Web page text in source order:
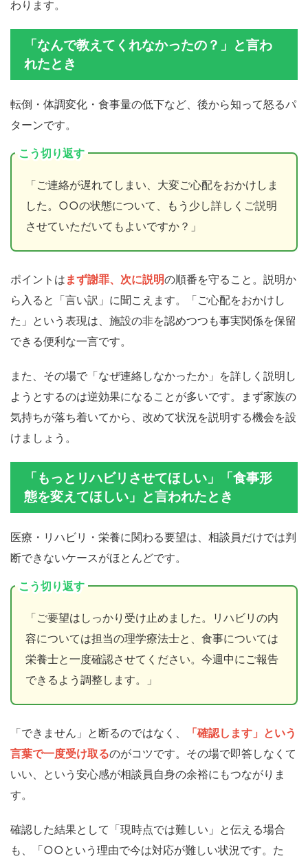
わります。
「なんで教えてくれなかったの？」と言わ
れたとき
転倒・体調変化・食事量の低下など、後から知って怒るパ
ターンです。
こう切り返す
「ご連絡が遅れてしまい、大変ご心配をおかけしま
した。○○の状態について、もう少し詳しくご説明
させていただいてもよいですか？」
ポイントは まず謝罪、次に説明の順番を守ること。説明か
ら入ると「言い訳」に聞こえます。「ご心配をおかけし
た」という表現は、施設の非を認めつつも事実関係を保留
できる便利な一言です。
また、その場で「なぜ連絡しなかったか」を詳しく説明し
ようとするのは逆効果になることが多いです。まず家族の
気持ちが落ち着いてから、改めて状況を説明する機会を設
けましょう。
「もっとリハビリさせてほしい」「食事形
態を変えてほしい」と言われたとき
医療・リハビリ・栄養に関わる要望は、相談員だけでは判
断できないケースがほとんどです。
こう切り返す
「ご要望はしっかり受け止めました。リハビリの内
容については担当の理学療法士と、食事については
栄養士と一度確認させてください。今週中にご報告
できるよう調整します。」
「できません」と断るのではなく、
「確認します」という
言葉で一度受け取るのがコツです。その場で即答しなくて
いい、という安心感が相談員自身の余裕にもつながりま
す。
確認した結果として「現時点では難しい」と伝える場合
も、「○○という理由で今は対応が難しい状況です。た